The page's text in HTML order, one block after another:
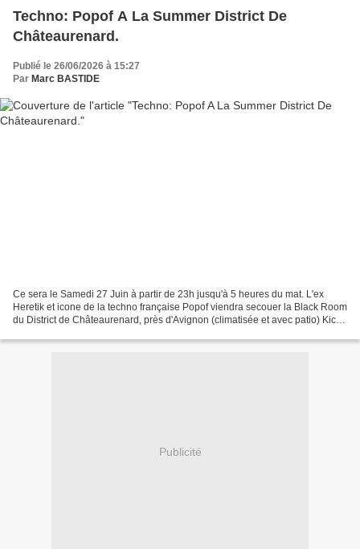
Techno: Popof A La Summer District De
Châteaurenard.
Publié le 26/06/2026 à 15:27
Par Marc BASTIDE
Ce sera le Samedi 27 Juin à partir de 23h jusqu'à 5 heures du mat. L'ex
Heretik et icone de la techno française Popof viendra secouer la Black Room
du District de Châteaurenard, près d'Avignon (climatisée et avec patio) Kicks
Publicité